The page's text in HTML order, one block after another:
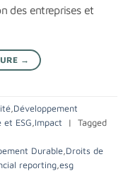
des entreprises et
→
Développement
et ESG Impact |
Tagged
Durable Droits de
reporting esg